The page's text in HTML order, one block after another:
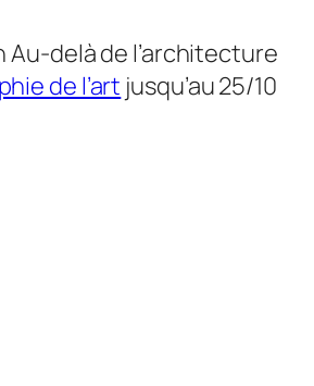
Au-delà de l’architecture
de l’art jusqu’au 25/10